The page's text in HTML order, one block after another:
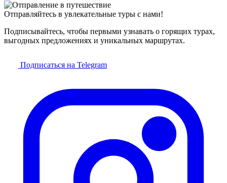
Отправляйтесь в увлекательные туры с нами!
Подписывайтесь, чтобы первыми узнавать о горящих турах,
выгодных предложениях и уникальных маршрутах.
Подписаться на Telegram